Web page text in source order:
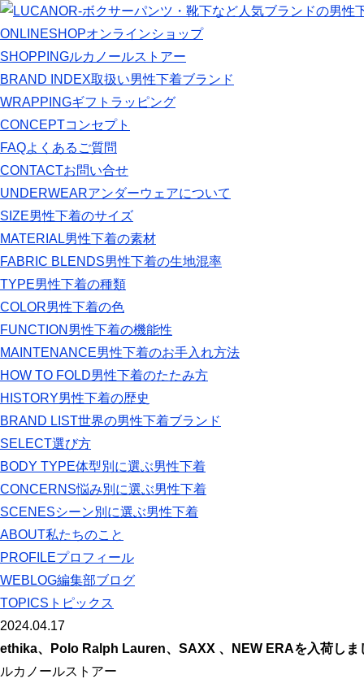
ONLINESHOPオンラインショップ
SHOPPINGルカノールストアー
BRAND INDEX取扱い男性下着ブランド
WRAPPINGギフトラッピング
CONCEPTコンセプト
FAQよくあるご質問
CONTACTお問い合せ
UNDERWEARアンダーウェアについて
SIZE男性下着のサイズ
MATERIAL男性下着の素材
FABRIC BLENDS男性下着の生地混率
TYPE男性下着の種類
COLOR男性下着の色
FUNCTION 男性下着の機能性
MAINTENANCE男性下着のお手入れ方法
HOW TO FOLD男性下着のたたみ方
HISTORY男性下着の歴史
BRAND LIST世界の男性下着ブランド
SELECT選び方
BODY TYPE体型別に選ぶ男性下着
CONCERNS悩み別に選ぶ男性下着
SCENESシーン別に選ぶ男性下着
ABOUT私たちのこと
PROFILEプロフィール
WEBLOG編集部ブログ
TOPICS トピックス
2024.04.17
ethika、Polo Ralph Lauren、SAXX 、NEW ERAを入荷しま
ルカノールストアー